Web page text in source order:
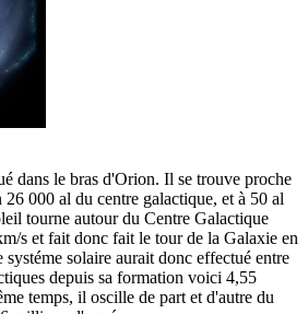
dans le bras d'Orion. Il se trouve proche
000 al du centre galactique, et à 50 al
tourne autour du Centre Galactique
s et fait donc fait le tour de la Galaxie en
solaire aurait donc effectué entre
depuis sa formation voici 4,55
temps, il oscille de part et d'autre du